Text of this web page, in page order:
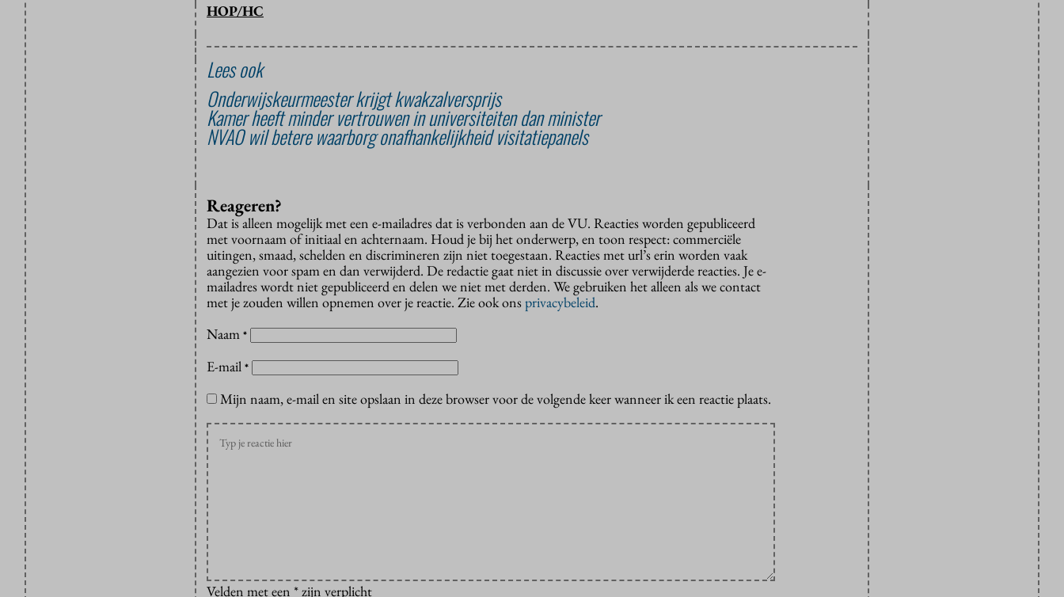
HOP/HC
Lees ook
Onderwijskeurmeester krijgt kwakzalversprijs
Kamer heeft minder vertrouwen in universiteiten dan minister
NVAO wil betere waarborg onafhankelijkheid visitatiepanels
Reageren?
Dat is alleen mogelijk met een e-mailadres dat is verbonden aan de VU. Reacties worden gepubliceerd
met voornaam of initiaal en achternaam. Houd je bij het onderwerp, en toon respect: commerciële
uitingen, smaad, schelden en discrimineren zijn niet toegestaan. Reacties met url’s erin worden vaak
aangezien voor spam en dan verwijderd. De redactie gaat niet in discussie over verwijderde reacties. Je e-
mailadres wordt niet gepubliceerd en delen we niet met derden. We gebruiken het alleen als we contact
met je zouden willen opnemen over je reactie. Zie ook onsprivacybeleid.
Naam *
E-mail *
Mijn naam, e-mail en site opslaan in deze browser voor de volgende keer wanneer ik een reactie plaats.
Velden met een * zijn verplicht